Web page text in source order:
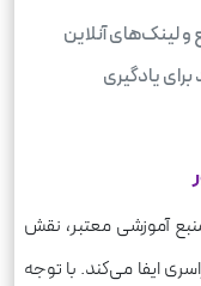
و لینک‌های آنلاین
یادگیری
آموزشی معتبر، نقش
ایفا می‌کند. با توجه